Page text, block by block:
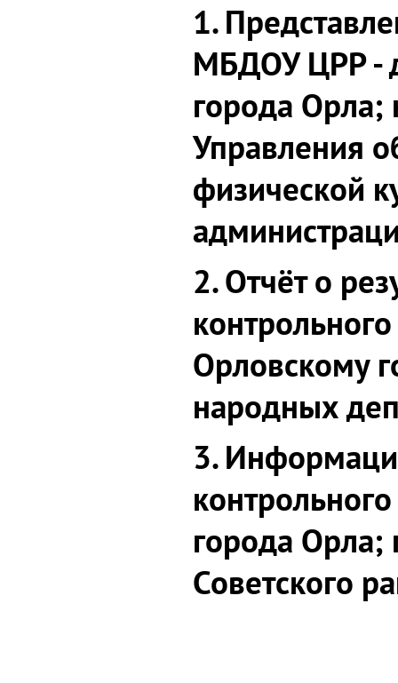
1.
МБДОУ ЦРР -
города Орла;
Управления
физической
2. Отчёт о
Орловскому
народных
3.
города Орла;
Советского